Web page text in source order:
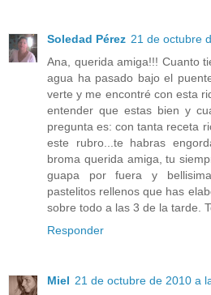
Soledad Pérez 21 de octubre
Ana, querida amiga!!! Cuanto
agua ha pasado bajo el
verte y me encontré con esta
entender que estas bien y
pregunta es: con tanta receta
este rubro...te habras
broma querida amiga, tu
guapa por fuera y
pastelitos rellenos que has
sobre todo a las 3 de la tarde.
Responder
Miel 21 de octubre de 2010 a